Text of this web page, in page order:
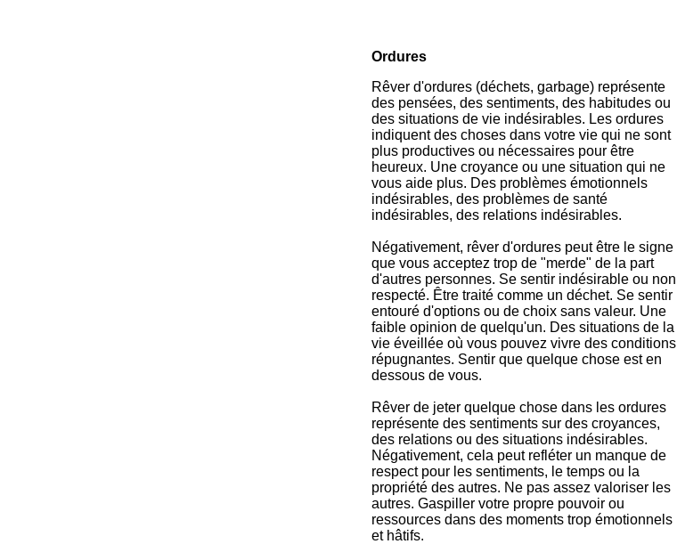
Ordures
Rêver d'ordures (déchets, garbage) représente
des pensées, des sentiments, des habitudes ou
des situations de vie indésirables. Les ordures
indiquent des choses dans votre vie qui ne sont
plus productives ou nécessaires pour être
heureux. Une croyance ou une situation qui ne
vous aide plus. Des problèmes émotionnels
indésirables, des problèmes de santé
indésirables, des relations indésirables.
Négativement, rêver d'ordures peut être le signe
que vous acceptez trop de "merde" de la part
d'autres personnes. Se sentir indésirable ou non
respecté. Être traité comme un déchet. Se sentir
entouré d'options ou de choix sans valeur. Une
faible opinion de quelqu'un. Des situations de la
vie éveillée où vous pouvez vivre des conditions
répugnantes. Sentir que quelque chose est en
dessous de vous.
Rêver de jeter quelque chose dans les ordures
représente des sentiments sur des croyances,
des relations ou des situations indésirables.
Négativement, cela peut refléter un manque de
respect pour les sentiments, le temps ou la
propriété des autres. Ne pas assez valoriser les
autres. Gaspiller votre propre pouvoir ou
ressources dans des moments trop émotionnels
et hâtifs.